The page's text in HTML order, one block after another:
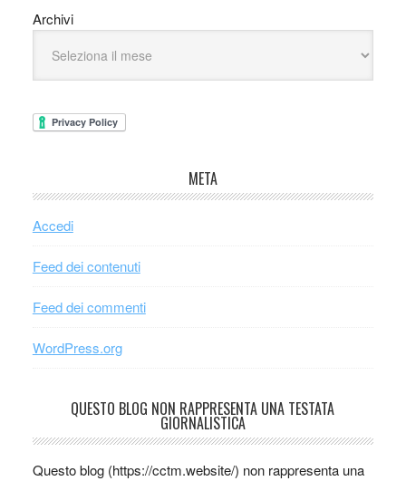
Archivi
META
Accedi
Feed dei contenuti
Feed dei commenti
WordPress.org
QUESTO BLOG NON RAPPRESENTA UNA TESTATA
GIORNALISTICA
Questo blog (https://cctm.website/) non rappresenta una